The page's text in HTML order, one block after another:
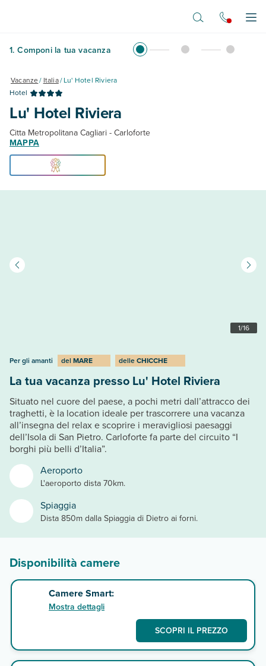
1. Componi la tua vacanza
Vacanze/ Italia/Lu' Hotel Riviera
Hotel
Lu' Hotel Riviera
Citta Metropolitana Cagliari - Carloforte
MAPPA
1/16
Aeroporto
L'aeroporto dista 70km.
Spiaggia
Dista 850m dalla Spiaggia di Dietro ai forni.
Per gli amanti del MARE delleCHICCHE
La tua vacanza presso Lu' Hotel Riviera
Situato nel cuore del paese, a pochi metri dall’attracco dei
traghetti, è la location ideale per trascorrere una vacanza
all’insegna del relax e scoprire i meravigliosi paesaggi
dell’Isola di San Pietro. Carloforte fa parte del circuito “I
borghi più belli d’Italia”.
Disponibilità camere
Camere Smart:
Mostra dettagli
SCOPRI IL PREZZO